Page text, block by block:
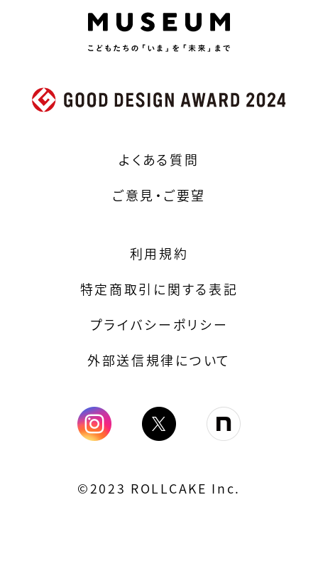
よくある質問
ご意見・ご要望
利用規約
特定商取引に関する表記
プライバシーポリシー
外部送信規律について
©2023 ROLLCAKE Inc.